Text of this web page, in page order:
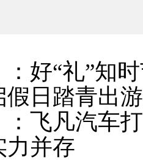
好“礼”知
假日踏青出
飞凡汽车
力并存